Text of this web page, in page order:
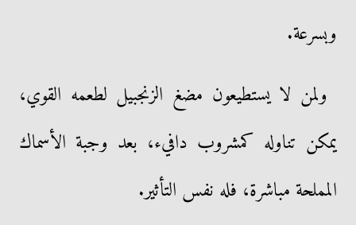
وبسرعة.
ولمن لا يستطيعون مضغ الزنجبيل لطعمه القوي،
يمكن تناوله كمشروب دافيء، بعد وجبة الأسماك
المملحة مباشرة، فله نفس التأثير.